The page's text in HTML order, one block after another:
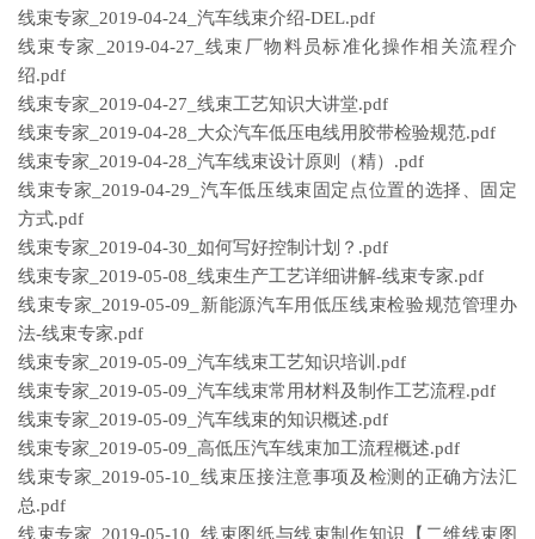
线束专家_2019-04-24_汽车线束介绍-DEL.pdf
线束专家_2019-04-27_线束厂物料员标准化操作相关流程介
绍.pdf
线束专家_2019-04-27_线束工艺知识大讲堂.pdf
线束专家_2019-04-28_大众汽车低压电线用胶带检验规范.pdf
线束专家_2019-04-28_汽车线束设计原则（精）.pdf
线束专家_2019-04-29_汽车低压线束固定点位置的选择、固定
方式.pdf
线束专家_2019-04-30_如何写好控制计划？.pdf
线束专家_2019-05-08_线束生产工艺详细讲解-线束专家.pdf
线束专家_2019-05-09_新能源汽车用低压线束检验规范管理办
法-线束专家.pdf
线束专家_2019-05-09_汽车线束工艺知识培训.pdf
线束专家_2019-05-09_汽车线束常用材料及制作工艺流程.pdf
线束专家_2019-05-09_汽车线束的知识概述.pdf
线束专家_2019-05-09_高低压汽车线束加工流程概述.pdf
线束专家_2019-05-10_线束压接注意事项及检测的正确方法汇
总.pdf
线束专家_2019-05-10_线束图纸与线束制作知识【二维线束图